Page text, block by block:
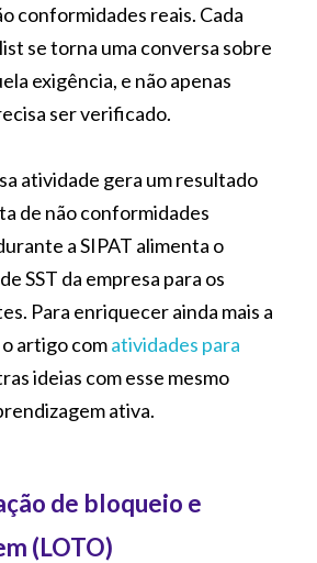
conformidades reais. Cada
se torna uma conversa sobre
exigência, e não apenas
ser verificado.
atividade gera um resultado
de não conformidades
a SIPAT alimenta o
SST da empresa para os
Para enriquecer ainda mais a
artigo comatividades para
ideias com esse mesmo
ativa.
de bloqueio e
(LOTO)